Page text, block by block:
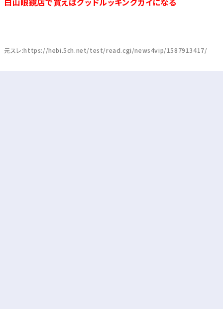
元スレ:https://hebi.5ch.net/test/read.cgi/news4vip/1587913417/